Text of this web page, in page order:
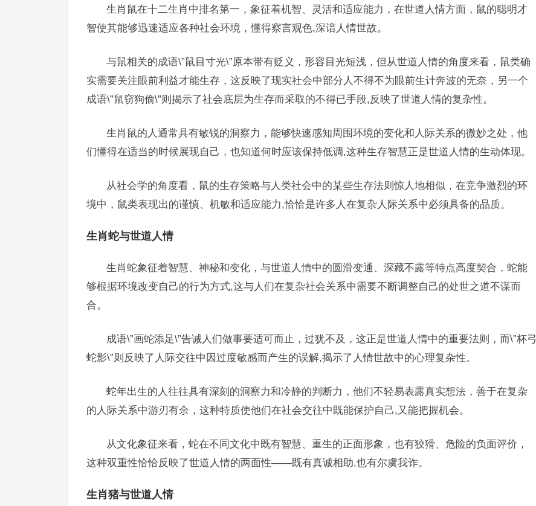
生肖鼠在十二生肖中排名第一，象征着机智、灵活和适应能力，在世道人情方面，鼠的聪明才
智使其能够迅速适应各种社会环境，懂得察言观色,深谙人情世故。
与鼠相关的成语\”鼠目寸光\”原本带有贬义，形容目光短浅，但从世道人情的角度来看，鼠类确
实需要关注眼前利益才能生存，这反映了现实社会中部分人不得不为眼前生计奔波的无奈，另一个
成语\”鼠窃狗偷\”则揭示了社会底层为生存而采取的不得已手段,反映了世道人情的复杂性。
生肖鼠的人通常具有敏锐的洞察力，能够快速感知周围环境的变化和人际关系的微妙之处，他
们懂得在适当的时候展现自己，也知道何时应该保持低调,这种生存智慧正是世道人情的生动体现。
从社会学的角度看，鼠的生存策略与人类社会中的某些生存法则惊人地相似，在竞争激烈的环
境中，鼠类表现出的谨慎、机敏和适应能力,恰恰是许多人在复杂人际关系中必须具备的品质。
生肖蛇与世道人情
生肖蛇象征着智慧、神秘和变化，与世道人情中的圆滑变通、深藏不露等特点高度契合，蛇能
够根据环境改变自己的行为方式,这与人们在复杂社会关系中需要不断调整自己的处世之道不谋而
合。
成语\”画蛇添足\”告诫人们做事要适可而止，过犹不及，这正是世道人情中的重要法则，而\”杯弓
蛇影\”则反映了人际交往中因过度敏感而产生的误解,揭示了人情世故中的心理复杂性。
蛇年出生的人往往具有深刻的洞察力和冷静的判断力，他们不轻易表露真实想法，善于在复杂
的人际关系中游刃有余，这种特质使他们在社会交往中既能保护自己,又能把握机会。
从文化象征来看，蛇在不同文化中既有智慧、重生的正面形象，也有狡猾、危险的负面评价，
这种双重性恰恰反映了世道人情的两面性——既有真诚相助,也有尔虞我诈。
生肖猪与世道人情